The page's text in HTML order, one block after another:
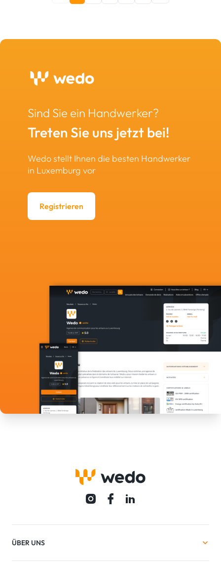
Sind Sie ein Handwerker?
Treten Sie uns jetzt bei!
Wedo stellt Ihnen die besten Handwerker
in Luxemburg vor
Registrieren
ÜBER UNS